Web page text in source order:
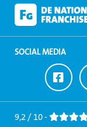
SOCIAL MEDIA
Ga
naar
9,2 / 10 -